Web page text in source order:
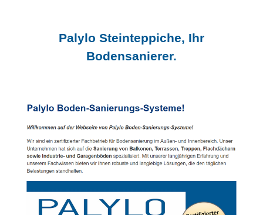
Palylo Steinteppiche, Ihr
Bodensanierer.